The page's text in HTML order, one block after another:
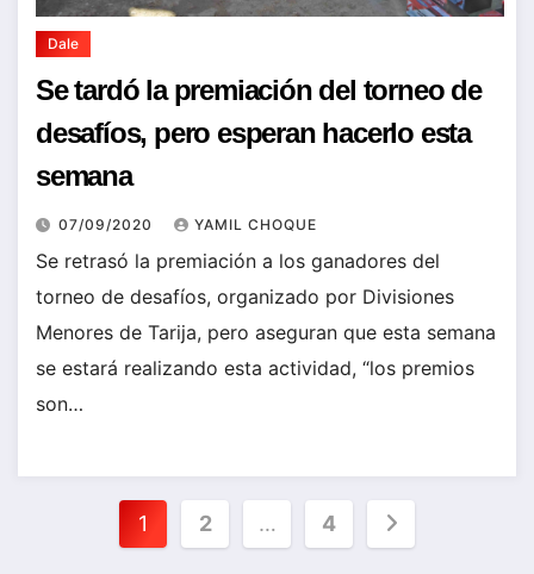
Dale
Se tardó la premiación del torneo de
desafíos, pero esperan hacerlo esta
semana
07/09/2020 YAMIL CHOQUE
Se retrasó la premiación a los ganadores del
torneo de desafíos, organizado por Divisiones
Menores de Tarija, pero aseguran que esta semana
se estará realizando esta actividad, “los premios
son…
Paginación
1 2 … 4